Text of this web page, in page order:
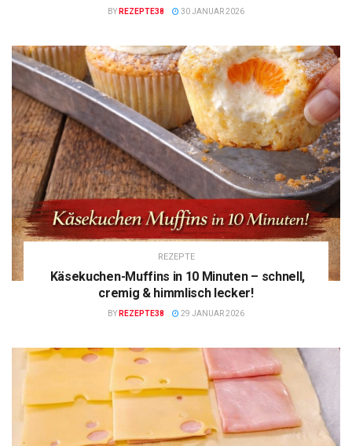
BY REZEPTE38 30 JANUAR 2026
REZEPTE
Käsekuchen-Muffins in 10 Minuten – schnell,
cremig & himmlisch lecker!
BY REZEPTE38 29 JANUAR 2026